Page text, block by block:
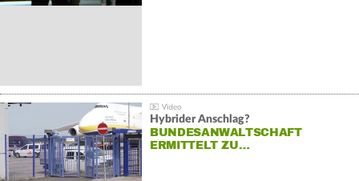
Hybrider Anschlag?
BUNDESANWALTSCHAFT
ERMITTELT ZU…